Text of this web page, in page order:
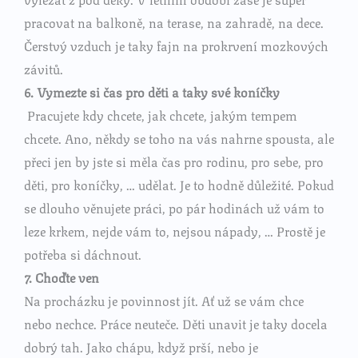
pracovat na balkoně, na terase, na zahradě, na dece.
Čerstvý vzduch je taky fajn na prokrvení mozkových
závitů.
6. Vymezte si čas pro děti a taky své koníčky
Pracujete kdy chcete, jak chcete, jakým tempem
chcete. Ano, někdy se toho na vás nahrne spousta, ale
přeci jen by jste si měla čas pro rodinu, pro sebe, pro
děti, pro koníčky, … udělat. Je to hodně důležité. Pokud
se dlouho věnujete práci, po pár hodinách už vám to
leze krkem, nejde vám to, nejsou nápady, … Prostě je
potřeba si dáchnout.
7. Choďte ven
Na procházku je povinnost jít. Ať už se vám chce
nebo nechce. Práce neuteče. Děti unavit je taky docela
dobrý tah. Jako chápu, když prší, nebo je